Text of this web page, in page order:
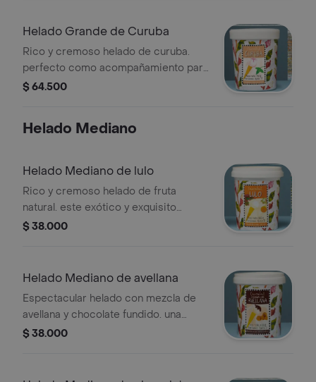
Helado Grande de Curuba
Rico y cremoso helado de curuba.
perfecto como acompañamiento para
nuestros pies. peso neto:760gr,
$ 64.500
Helado Mediano
Helado Mediano de lulo
Rico y cremoso helado de fruta
natural. este exótico y exquisito
producto tiene la acidez perfecta del
aprox 8
$ 38.000
Helado Mediano de avellana
Espectacular helado con mezcla de
avellana y chocolate fundido. una
mezcla indescriptible al paladar. peso
$ 38.000